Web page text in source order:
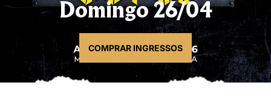
Domingo 26/04
COMPRAR INGRESSOS